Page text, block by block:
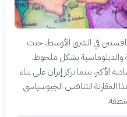
في الشرق الأوسط، حيث
والدبلوماسية بشكل ملحوظ.
الأكبر، بينما تركز إيران على بناء
المقارنة التنافس الجيوسياسي